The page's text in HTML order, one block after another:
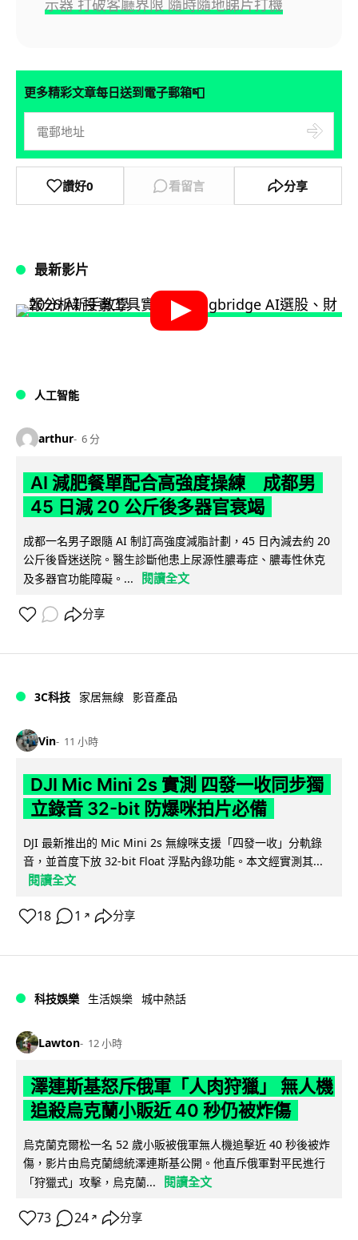
示器 打破客廳界限 隨時隨地睇片打機
更多精彩文章每日送到電子郵箱📮
讚好0 看留言 分享
最新影片
人工智能
arthur 6 分
AI 減肥餐單配合高強度操練 成都男
45 日減 20 公斤後多器官衰竭
成都一名男子跟隨 AI 制訂高強度減脂計劃，45 日內減去約 20
公斤後昏迷送院。醫生診斷他患上尿源性膿毒症、膿毒性休克
及多器官功能障礙。...
閱讀全文
分享
3C科技 家居無線 影音產品
Vin 11 小時
DJI Mic Mini 2s 實測 四發一收同步獨
立錄音 32-bit 防爆咪拍片必備
DJI 最新推出的 Mic Mini 2s 無線咪支援「四發一收」分軌錄
音，並首度下放 32-bit Float 浮點內錄功能。本文經實測其...
閱讀全文
18 1 ↗ 分享
科技娛樂 生活娛樂 城中熱話
Lawton 12 小時
澤連斯基怒斥俄軍「人肉狩獵」 無人機
追殺烏克蘭小販近 40 秒仍被炸傷
烏克蘭克爾松一名 52 歲小販被俄軍無人機追擊近 40 秒後被炸
傷，影片由烏克蘭總統澤連斯基公開。他直斥俄軍對平民進行
「狩獵式」攻擊，烏克蘭...
閱讀全文
73 24 ↗ 分享